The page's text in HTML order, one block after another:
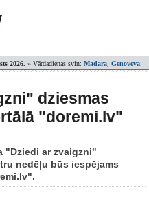
2026. » Vārdadienas svin: Madara, Genoveva;
dziesmas
"doremi.lv"
"Dziedi ar zvaigzni"
nedēļu būs iespējams